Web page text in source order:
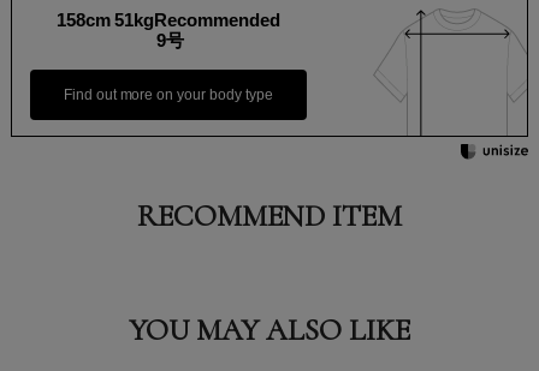
158cm 51kgRecommended
9号
Find out more on your body type
RECOMMEND ITEM
YOU MAY ALSO LIKE